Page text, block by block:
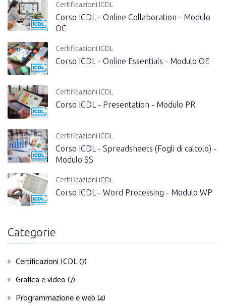
Certificazioni ICDL
Corso ICDL - Online Collaboration - Modulo
OC
Certificazioni ICDL
Corso ICDL - Online Essentials - Modulo OE
Certificazioni ICDL
Corso ICDL - Presentation - Modulo PR
Certificazioni ICDL
Corso ICDL - Spreadsheets (Fogli di calcolo) -
Modulo SS
Certificazioni ICDL
Corso ICDL - Word Processing - Modulo WP
Categorie
Certificazioni ICDL (7)
Grafica e video (7)
Programmazione e web (4)